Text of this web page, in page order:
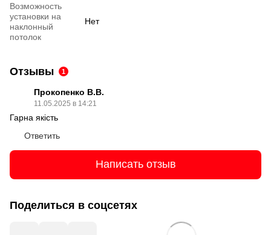
Возможность
установки на
наклонный
потолок
Нет
Отзывы 1
Прокопенко В.В.
11.05.2025 в 14:21
Гарна якість
Ответить
Написать отзыв
Поделиться в соцсетях